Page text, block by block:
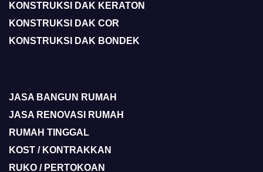
KONSTRUKSI DAK KERATON
KONSTRUKSI DAK COR
KONSTRUKSI DAK BONDEK
JASA BANGUN RUMAH
JASA RENOVASI RUMAH
RUMAH TINGGAL
KOST / KONTRAKKAN
RUKO / PERTOKOAN